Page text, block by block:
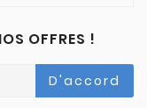
OFFRES !
D'accord